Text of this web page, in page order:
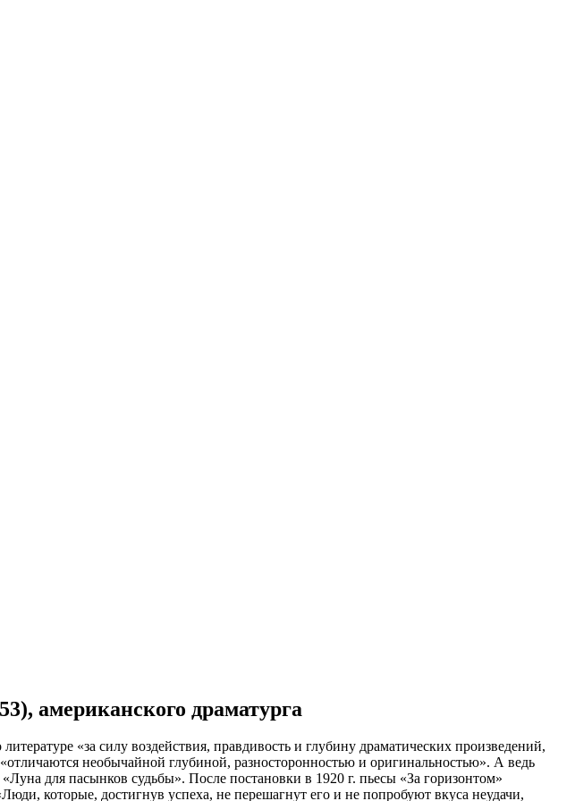
американского драматурга
«за силу воздействия, правдивость и глубину драматических произведений,
необычайной глубиной, разносторонностью и оригинальностью». А ведь
для пасынков судьбы». После постановки в 1920 г. пьесы «За горизонтом»
которые, достигнув успеха, не перешагнут его и не попробуют вкуса неудачи,